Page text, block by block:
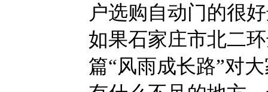
户选购自动门的很
如果石家庄市北二
篇“风雨成长路”对